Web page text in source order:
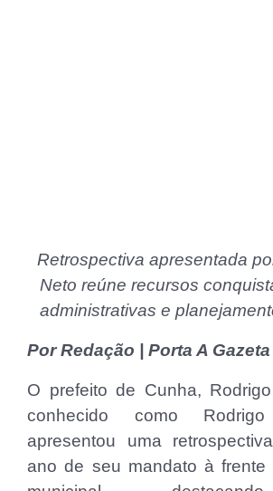
Retrospectiva apresentada
Neto reúne recursos
administrativas e
Por Redação | Porta A Gazeta
O prefeito de Cunha,
conhecido como
apresentou uma
ano de seu mandato à frente